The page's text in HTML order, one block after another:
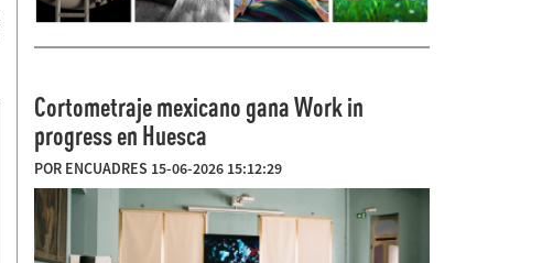
Cortometraje mexicano gana Work in
progress en Huesca
POR ENCUADRES 15-06-2026 15:12:29